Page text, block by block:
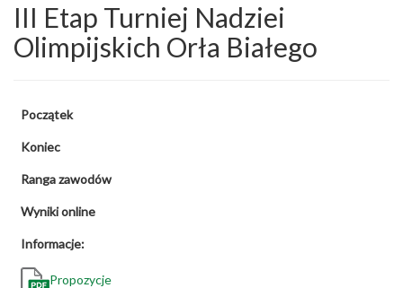
III Etap Turniej Nadziei
Olimpijskich Orła Białego
Początek
Koniec
Ranga zawodów
Wyniki online
Informacje:
Propozycje